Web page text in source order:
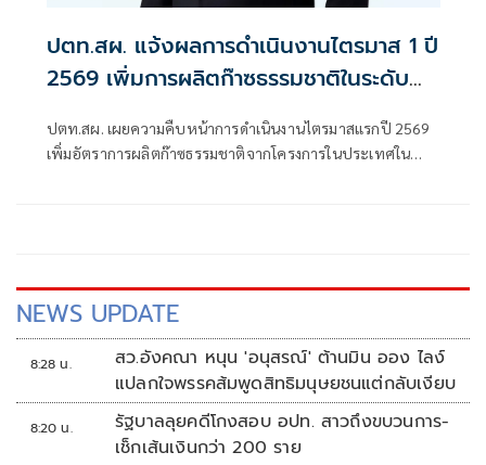
ปตท.สผ. แจ้งผลการดำเนินงานไตรมาส 1 ปี
2569 เพิ่มการผลิตก๊าซธรรมชาติในระดับ
ปตท.สผ. เผยความคืบหน้าการดำเนินงานไตรมาสแรกปี 2569
เพิ่มอัตราการผลิตก๊าซธรรมชาติจากโครงการในประเทศใน
NEWS UPDATE
8:28 น.
สว.อังคณา หนุน 'อนุสรณ์' ต้านมิน ออง ไลง์
แปลกใจพรรคส้มพูดสิทธิมนุษยชนแต่กลับเงียบ
8:20 น.
รัฐบาลลุยคดีโกงสอบ อปท. สาวถึงขบวนการ-
เช็กเส้นเงินกว่า 200 ราย